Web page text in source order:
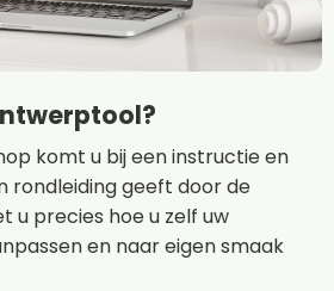
komt u bij een instructie en
rondleiding geeft door de
u precies hoe u zelf uw
en naar eigen smaak